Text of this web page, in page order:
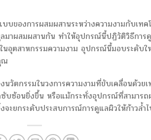
องการผสมผสานระหว่างความงามกับเทค
มาผสมผสานกัน ทำให้อุปกรณ์นี้ปฏิวัติวิธีการ
อุตสาหกรรมความงาม อุปกรณ์นี้มอบระดับใ
ณ
วัตกรรมในวงการความงามที่ขับเคลื่อนด้วยเ
ดซับซ้อนยิ่งขึ้น หรือแม้กระทั่งอุปกรณ์ที่สามา
ะยกระดับประสบการณ์การดูแลผิวให้ก้าวล้ำ